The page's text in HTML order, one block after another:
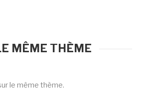
MÊME THÈME
le même thème.